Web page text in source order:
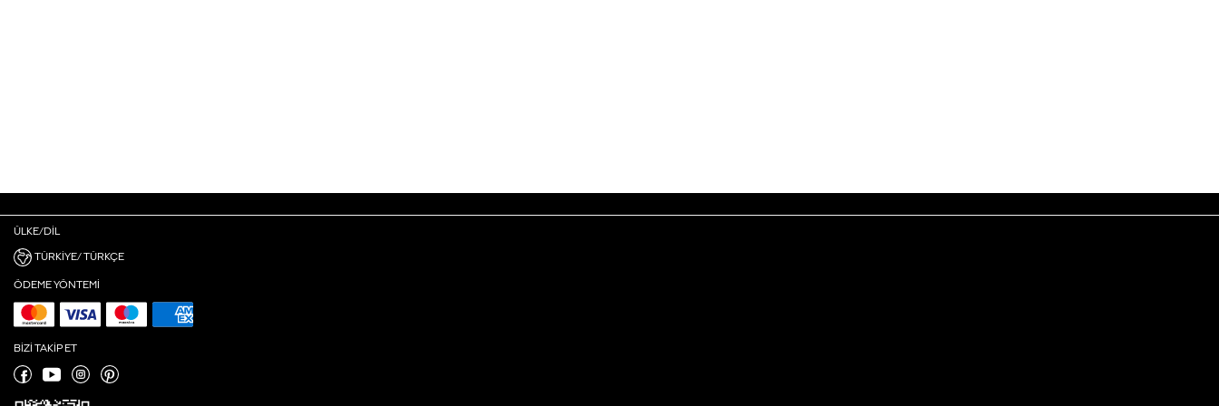
ÜLKE/DIL
TÜRKIYE/ TÜRKÇE
ÖDEME YÖNTEMI
BIZI TAKIP ET